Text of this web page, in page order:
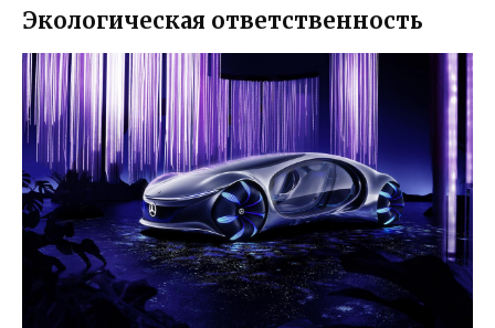
Экологическая ответственность